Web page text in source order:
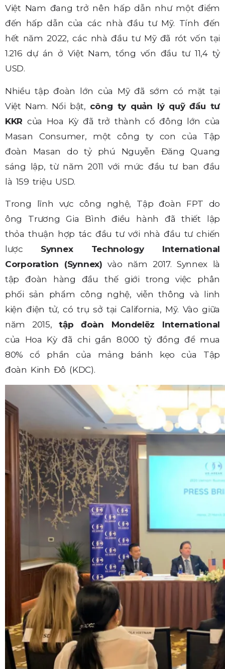
Việt Nam đang trở nên hấp dẫn như một điểm
đến hấp dẫn của các nhà đầu tư Mỹ. Tính đến
hết năm 2022, các nhà đầu tư Mỹ đã rót vốn tại
1.216 dự án ở Việt Nam, tổng vốn đầu tư 11,4 tỷ
USD.
Nhiều tập đoàn lớn của Mỹ đã sớm có mặt tại
Việt Nam. Nổi bật, công ty quản lý quỹ đầu tư
KKR của Hoa Kỳ đã trở thành cổ đông lớn của
Masan Consumer, một công ty con của Tập
đoàn Masan do tỷ phú Nguyễn Đăng Quang
sáng lập, từ năm 2011 với mức đầu tư ban đầu
là 159 triệu USD.
Trong lĩnh vực công nghệ, Tập đoàn FPT do
ông Trương Gia Bình điều hành đã thiết lập
thỏa thuận hợp tác đầu tư với nhà đầu tư chiến
lược Synnex Technology International
Corporation (Synnex) vào năm 2017. Synnex là
tập đoàn hàng đầu thế giới trong việc phân
phối sản phẩm công nghệ, viễn thông và linh
kiện điện tử, có trụ sở tại California, Mỹ. Vào giữa
năm 2015,tập đoàn Mondelēz International
của Hoa Kỳ đã chi gần 8.000 tỷ đồng để mua
80% cổ phần của mảng bánh kẹo của Tập
đoàn Kinh Đô (KDC).